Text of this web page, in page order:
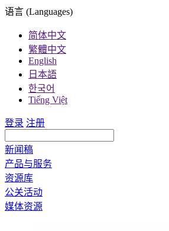
语言 (Languages)
简体中文
繁體中文
English
日本語
한국어
Tiếng Việt
登录 注册
新闻稿
产品与服务
资源库
公关活动
媒体资源